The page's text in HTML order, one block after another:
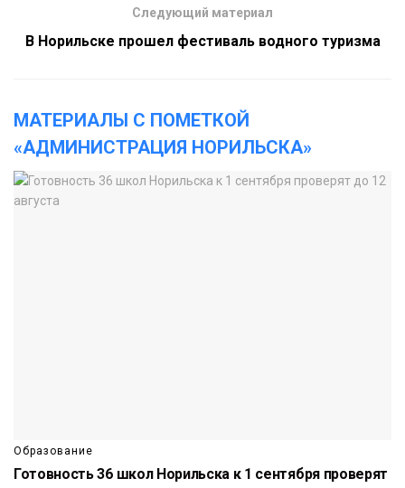
Следующий материал
В Норильске прошел фестиваль водного туризма
МАТЕРИАЛЫ С ПОМЕТКОЙ
«АДМИНИСТРАЦИЯ НОРИЛЬСКА»
Образование
Готовность 36 школ Норильска к 1 сентября проверят